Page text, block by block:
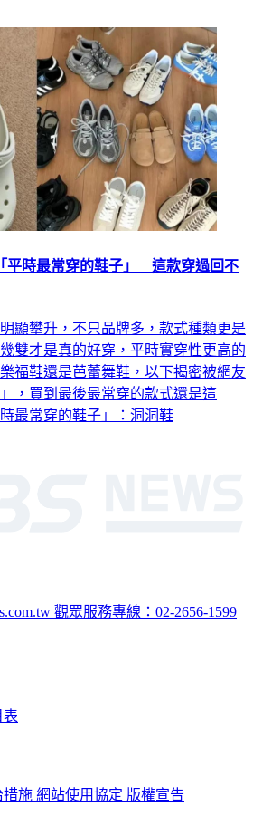
平時最常穿的鞋子」 這款穿過回不
顯攀升，不只品牌多，款式種類更是
雙才是真的好穿，平時實穿性更高的
福鞋還是芭蕾舞鞋，以下揭密被網友
，買到最後最常穿的款式還是這
最常穿的鞋子」：洞洞鞋
觀眾服務專線：02-2656-1599
表
措施 網站使用協定 版權宣告